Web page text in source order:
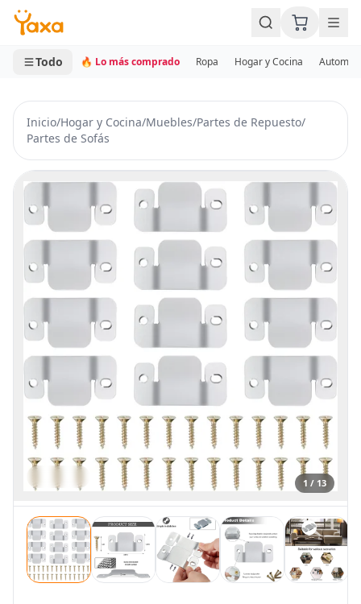
MINI CARRITO
0 productos
Todo 🔥 Lo más comprado Ropa Hogar y Cocina
Inicio/Hogar y Cocina/Muebles/Partes de Repuesto/
Partes de Sofás
1 / 13